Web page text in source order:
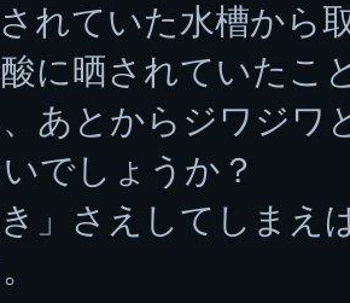
れていた水槽から
に晒されていたこ
あとからジワジワ
でしょうか？
」さえしてしまえ